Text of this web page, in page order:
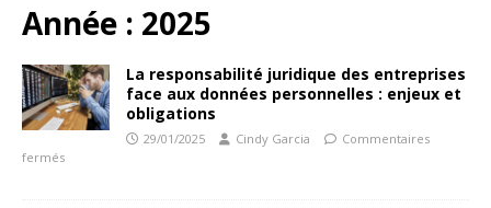
Année : 2025
La responsabilité juridique des entreprises
face aux données personnelles : enjeux et
obligations
29/01/2025 Cindy Garcia
Commentaires
fermés